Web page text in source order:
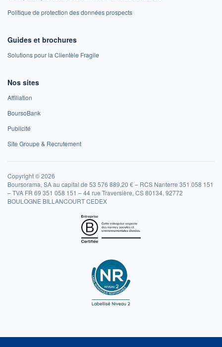
Politique de protection des données prospects
Guides et brochures
Solutions pour la Clientèle Fragile
Nos sites
Affiliation
BoursoBank
Publicité
Site Groupe & Recrutement
Copyright © 2026
Boursorama, SA au capital de 53 576 889,20 € – RCS Nanterre 351 058 151
– TVA FR 69 351 058 151 – 44 rue Traversière, CS 80134, 92772
BOULOGNE BILLANCOURT CEDEX